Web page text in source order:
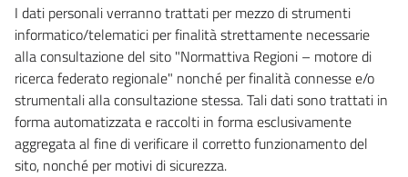
I dati personali verranno trattati per mezzo di strumenti
informatico/telematici per finalità strettamente necessarie
alla consultazione del sito "Normattiva Regioni – motore di
ricerca federato regionale" nonché per finalità connesse e/o
strumentali alla consultazione stessa. Tali dati sono trattati in
forma automatizzata e raccolti in forma esclusivamente
aggregata al fine di verificare il corretto funzionamento del
sito, nonché per motivi di sicurezza.